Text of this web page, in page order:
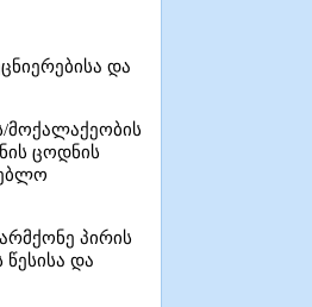
და
მოქალაქეობის
ცოდნის
პირის
და